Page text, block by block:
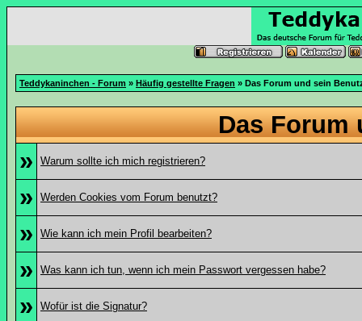
Teddykaninchen - Forum » Häufig gestellte Fragen » Das Forum und sein
Das Forum
»
Warum sollte ich mich registrieren?
» Werden Cookies vom Forum benutzt?
» Wie kann ich mein Profil bearbeiten?
» Was kann ich tun, wenn ich mein Passwort vergessen habe?
» Wofür ist die Signatur?